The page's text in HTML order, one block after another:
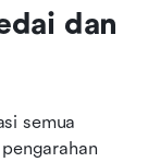
dan
semua